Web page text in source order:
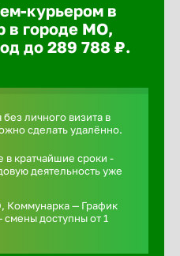
курьером в
в городе МО,
до 289 788 ₽.
без личного визита в
сделать удалённо.
кратчайшие сроки -
деятельность уже
Коммунарка — График
доступны от 1